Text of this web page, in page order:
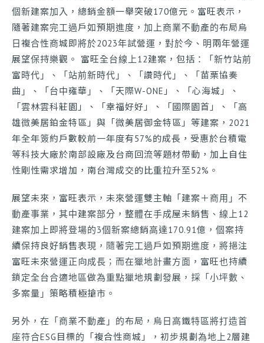
工程進度 我要報修
個新建案加入，總銷金額一舉突破170億元。富旺表示，
隨著建案完工過戶如預期進度，加上商業不動產的布局烏
日複合性商城即將於2023年試營運，對於今、明兩年營運
展望保持樂觀。 富旺全台線上12建案，包括：「新竹站前
富時代」、「站前新時代」、「讚時代」、「苗栗協奏
曲」、「台中雍華」、「天際W-ONE」、「心海城」、
「雲林雲科莊園」、「幸福好好」、「國際園首」、「高
雄微美居鉑金特區」與「微美居御金特區」等建案，2021
年全年簽約戶數較前一年度有57%的成長，受惠於台積電
等科技大廠於南部設廠及台商回流等題材帶動，加上自住
性剛性需求增加，南台灣成交的比重拉升至52%。
展望未來，富旺表示，未來營運雙主軸「建案＋商用」不
動產事業，其中建案部分，整體在手成屋未銷售、線上12
建案加上即將登場的3個新案總銷高達170.91億，個案持
續保持良好銷售表現，隨著完工過戶如預期進度，將挹注
富旺未來營運正向成長；而在獵地計畫方面，富旺也持續
鎖定全台合適地區做為重點獵地規劃發展，採「小坪數、
多案量」策略積極搶市。
另外，在「商業不動產」的布局，烏日高鐵特區將打造首
座符合ESG目標的「複合性商城」，初步規劃為地上2層建